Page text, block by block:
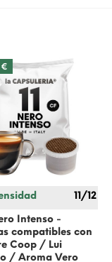
€
11/12
Intenso -
compatibles con
Coop / Lui
/ Aroma Vero